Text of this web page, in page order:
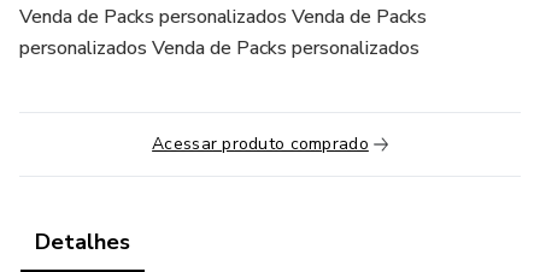
Venda de Packs personalizados Venda de Packs
personalizados Venda de Packs personalizados
Acessar produto comprado
Detalhes